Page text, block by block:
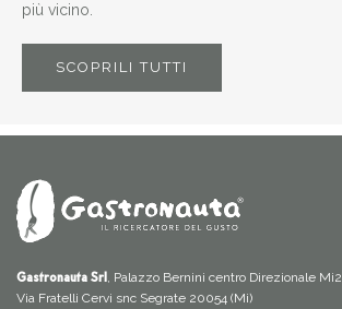
più vicino.
SCOPRILI TUTTI
Gastronauta Srl, Palazzo Bernini centro Direzionale Mi2
Via Fratelli Cervi snc Segrate 20054 (Mi)